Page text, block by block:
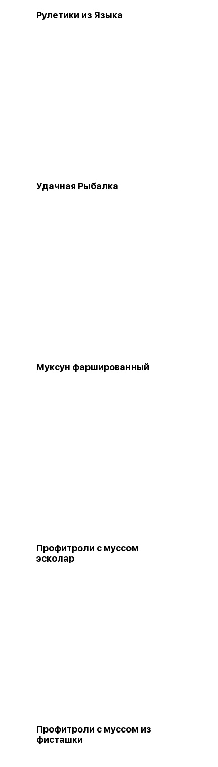
Рулетики из Языка
Удачная Рыбалка
Муксун фаршированный
Профитроли с муссом
эсколар
Профитроли с муссом из
фисташки